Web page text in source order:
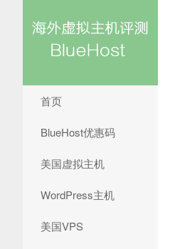
首页
BlueHost优惠码
美国虚拟主机
WordPress主机
美国VPS